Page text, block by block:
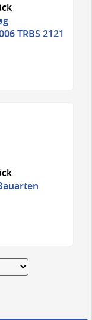
TRBS 2121